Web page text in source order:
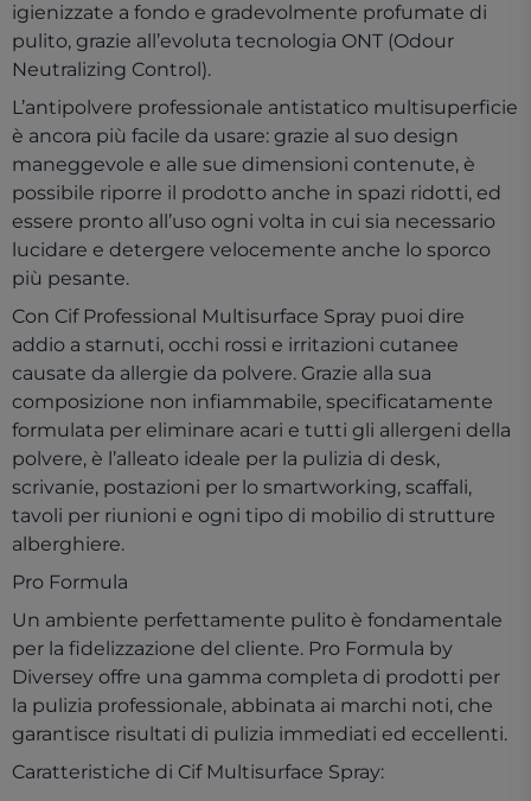
igienizzate a fondo e gradevolmente profumate di
pulito, grazie all’evoluta tecnologia ONT (Odour
Neutralizing Control).
L’antipolvere professionale antistatico multisuperficie
è ancora più facile da usare: grazie al suo design
maneggevole e alle sue dimensioni contenute, è
possibile riporre il prodotto anche in spazi ridotti, ed
essere pronto all’uso ogni volta in cui sia necessario
lucidare e detergere velocemente anche lo sporco
più pesante.
Con Cif Professional Multisurface Spray puoi dire
addio a starnuti, occhi rossi e irritazioni cutanee
causate da allergie da polvere. Grazie alla sua
composizione non infiammabile, specificatamente
formulata per eliminare acari e tutti gli allergeni della
polvere, è l’alleato ideale per la pulizia di desk,
scrivanie, postazioni per lo smartworking, scaffali,
tavoli per riunioni e ogni tipo di mobilio di strutture
alberghiere.
Pro Formula
Un ambiente perfettamente pulito è fondamentale
per la fidelizzazione del cliente. Pro Formula by
Diversey offre una gamma completa di prodotti per
la pulizia professionale, abbinata ai marchi noti, che
garantisce risultati di pulizia immediati ed eccellenti.
Caratteristiche di Cif Multisurface Spray: